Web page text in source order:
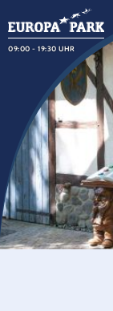
09:00 - 19:30 UHR